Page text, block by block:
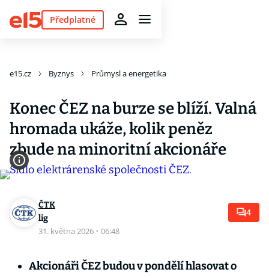
Předplatné
e15.cz Byznys Průmysl a energetika
Konec ČEZ na burze se blíží. Valná
hromada ukáže, kolik peněz
zbude na minoritní akcionáře
ČTK
lig
31. května 2026 · 06:48
4
Akcionáři ČEZ budou v pondělí hlasovat o